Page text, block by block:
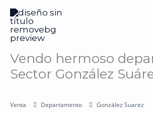
contenido
Vendo hermoso
Sector González
Venta Departamento González Suarez